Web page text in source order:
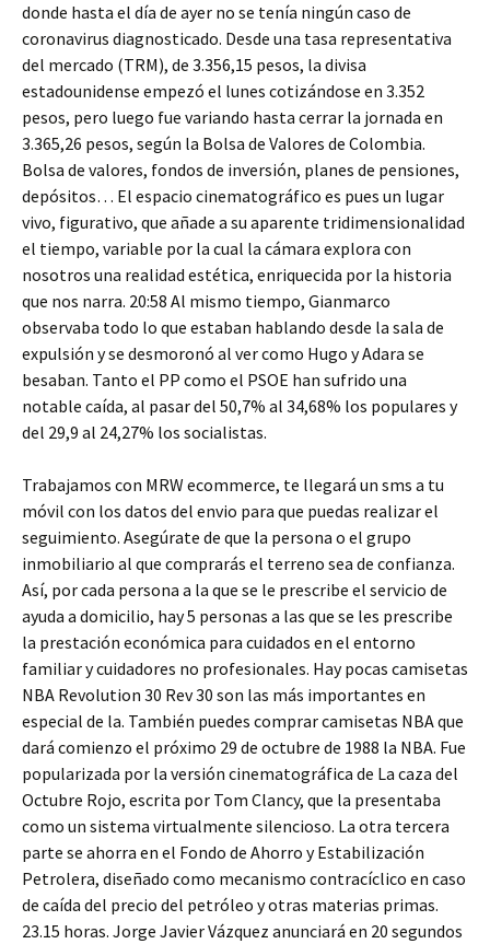
donde hasta el día de ayer no se tenía ningún caso de
coronavirus diagnosticado. Desde una tasa representativa
del mercado (TRM), de 3.356,15 pesos, la divisa
estadounidense empezó el lunes cotizándose en 3.352
pesos, pero luego fue variando hasta cerrar la jornada en
3.365,26 pesos, según la Bolsa de Valores de Colombia.
Bolsa de valores, fondos de inversión, planes de pensiones,
depósitos… El espacio cinematográfico es pues un lugar
vivo, figurativo, que añade a su aparente tridimensionalidad
el tiempo, variable por la cual la cámara explora con
nosotros una realidad estética, enriquecida por la historia
que nos narra. 20:58 Al mismo tiempo, Gianmarco
observaba todo lo que estaban hablando desde la sala de
expulsión y se desmoronó al ver como Hugo y Adara se
besaban. Tanto el PP como el PSOE han sufrido una
notable caída, al pasar del 50,7% al 34,68% los populares y
del 29,9 al 24,27% los socialistas.
Trabajamos con MRW ecommerce, te llegará un sms a tu
móvil con los datos del envio para que puedas realizar el
seguimiento. Asegúrate de que la persona o el grupo
inmobiliario al que comprarás el terreno sea de confianza.
Así, por cada persona a la que se le prescribe el servicio de
ayuda a domicilio, hay 5 personas a las que se les prescribe
la prestación económica para cuidados en el entorno
familiar y cuidadores no profesionales. Hay pocas camisetas
NBA Revolution 30 Rev 30 son las más importantes en
especial de la. También puedes comprar camisetas NBA que
dará comienzo el próximo 29 de octubre de 1988 la NBA. Fue
popularizada por la versión cinematográfica de La caza del
Octubre Rojo, escrita por Tom Clancy, que la presentaba
como un sistema virtualmente silencioso. La otra tercera
parte se ahorra en el Fondo de Ahorro y Estabilización
Petrolera, diseñado como mecanismo contracíclico en caso
de caída del precio del petróleo y otras materias primas.
23.15 horas. Jorge Javier Vázquez anunciará en 20 segundos